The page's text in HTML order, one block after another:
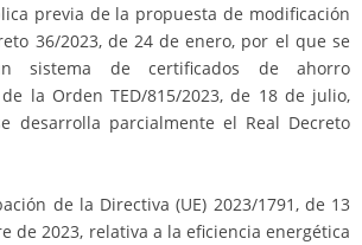
previa de la propuesta de modificación
36/2023, de 24 de enero, por el que se
sistema de certificados de ahorro
la Orden TED/815/2023, de 18 de julio,
desarrolla parcialmente el Real Decreto
de la Directiva (UE) 2023/1791, de 13
de 2023, relativa a la eficiencia energética